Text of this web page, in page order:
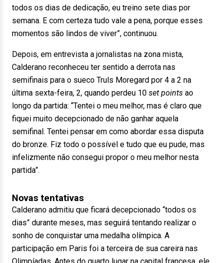
todos os dias de dedicação, eu treino sete dias por
semana. E com certeza tudo vale a pena, porque esses
momentos são lindos de viver”, continuou.
Depois, em entrevista a jornalistas na zona mista,
Calderano reconheceu ter sentido a derrota nas
semifinais para o sueco Truls Moregard por 4 a 2 na
última sexta-feira, 2, quando perdeu 10 set points ao
longo da partida: “Tentei o meu melhor, mas é claro que
fiquei muito decepcionado de não ganhar aquela
semifinal. Tentei pensar em como abordar essa disputa
do bronze. Fiz todo o possível e tudo que eu pude, mas
infelizmente não consegui propor o meu melhor nesta
partida”.
Novas tentativas
Calderano admitiu que ficará decepcionado “todos os
dias” durante meses, mas seguirá tentando realizar o
sonho de conquistar uma medalha olímpica. A
participação em Paris foi a terceira de sua careira nas